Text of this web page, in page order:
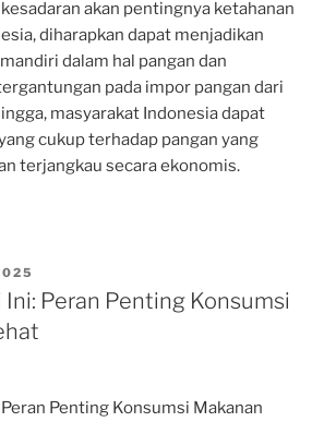
akan pentingnya ketahanan
diharapkan dapat menjadikan
dalam hal pangan dan
pada impor pangan dari
masyarakat Indonesia dapat
cukup terhadap pangan yang
terjangkau secara ekonomis.
Ini: Peran Penting Konsumsi
Penting Konsumsi Makanan